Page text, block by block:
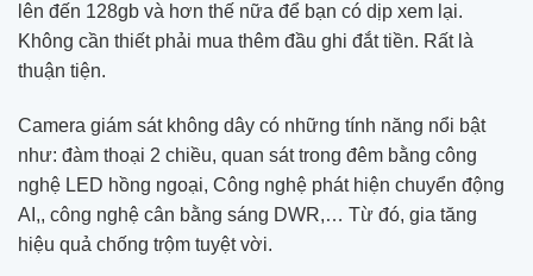
lên đến 128gb và hơn thế nữa để bạn có dịp xem lại.
Không cần thiết phải mua thêm đầu ghi đắt tiền. Rất là
thuận tiện.
Camera giám sát không dây có những tính năng nổi bật
như: đàm thoại 2 chiều, quan sát trong đêm bằng công
nghệ LED hồng ngoại, Công nghệ phát hiện chuyển động
AI,, công nghệ cân bằng sáng DWR,… Từ đó, gia tăng
hiệu quả chống trộm tuyệt vời.